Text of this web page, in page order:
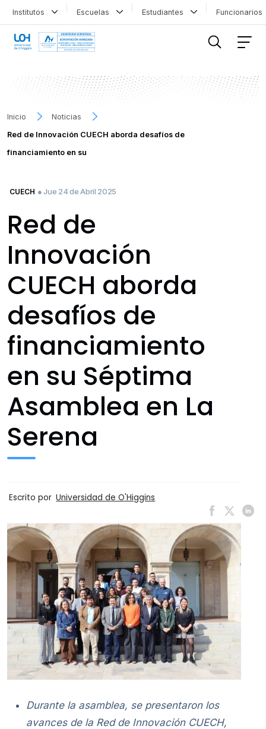
Institutos Escuelas Estudiantes
Inicio
Noticias
Red de Innovación CUECH aborda desafíos de
financiamiento en su
CUECH ● Jue 24 de Abril 2025
Red de
Innovación
CUECH aborda
desafíos de
financiamiento
en su Séptima
Asamblea en La
Serena
Escrito por Universidad de O'Higgins
Durante la asamblea, se presentaron los
avances de la Red de Innovación CUECH,